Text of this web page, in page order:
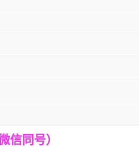
信同号）